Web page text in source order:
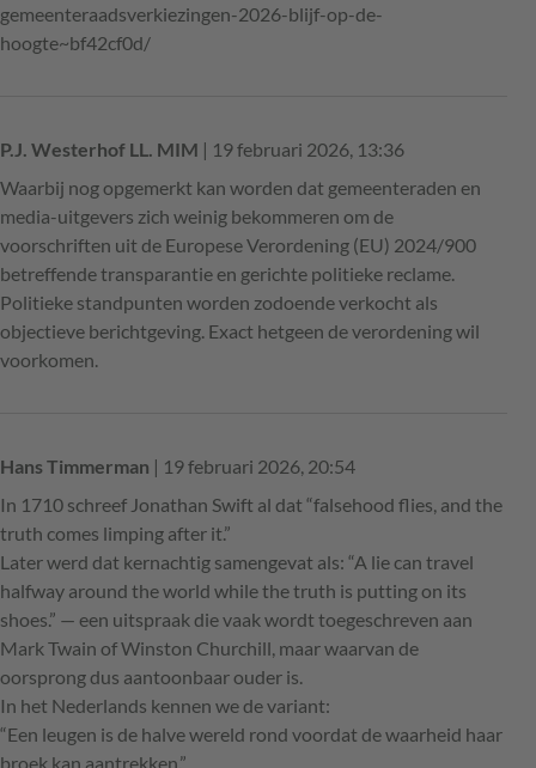
gemeenteraadsverkiezingen-2026-blijf-op-de-
hoogte~bf42cf0d/
P.J. Westerhof LL. MIM | 19 februari 2026, 13:36
Waarbij nog opgemerkt kan worden dat gemeenteraden en
media-uitgevers zich weinig bekommeren om de
voorschriften uit de Europese Verordening (EU) 2024/900
betreffende transparantie en gerichte politieke reclame.
Politieke standpunten worden zodoende verkocht als
objectieve berichtgeving. Exact hetgeen de verordening wil
voorkomen.
Hans Timmerman | 19 februari 2026, 20:54
In 1710 schreef Jonathan Swift al dat “falsehood flies, and the
truth comes limping after it.”
Later werd dat kernachtig samengevat als: “A lie can travel
halfway around the world while the truth is putting on its
shoes.” — een uitspraak die vaak wordt toegeschreven aan
Mark Twain of Winston Churchill, maar waarvan de
oorsprong dus aantoonbaar ouder is.
In het Nederlands kennen we de variant:
“Een leugen is de halve wereld rond voordat de waarheid haar
broek kan aantrekken.”